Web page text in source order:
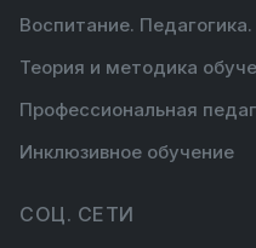
Воспитание.
Теория и методика
Профессиональная
Инклюзивное обучение
СОЦ. СЕТИ